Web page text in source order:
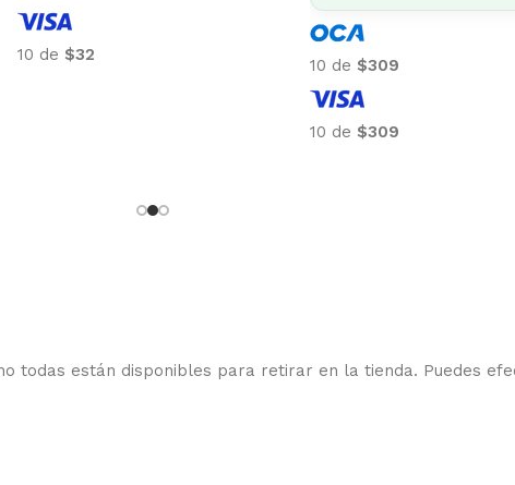
10 de $32
10 de $309
10 de $309
todas están disponibles para retirar en la tienda. Puedes